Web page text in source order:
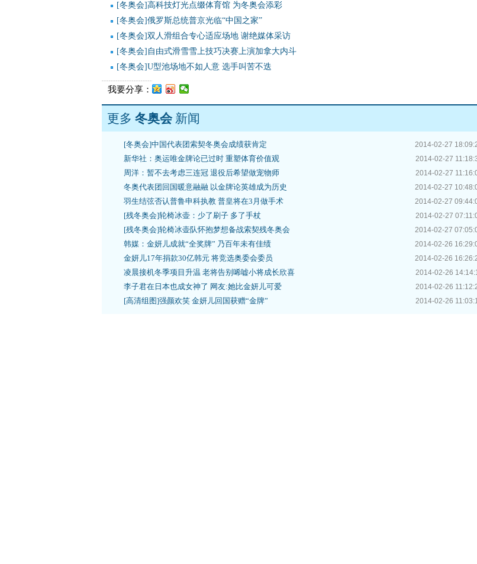
[冬奥会]高科技灯光点缀体育馆 为冬奥会添彩
[冬奥会]俄罗斯总统普京光临“中国之家”
[冬奥会]双人滑组合专心适应场地 谢绝媒体采访
[冬奥会]自由式滑雪雪上技巧决赛上演加拿大内斗
[冬奥会]U型池场地不如人意 选手叫苦不迭
我要分享：
更多 冬奥会新闻
2014-02-27
[冬奥会]中国代表团索契冬奥会成绩获肯定
2014-02-27
新华社：奥运唯金牌论已过时 重塑体育价值观
2014-02-27
周洋：暂不去考虑三连冠 退役后希望做宠物师
2014-02-27
冬奥代表团回国暖意融融 以金牌论英雄成为历史
2014-02-27
羽生结弦否认普鲁申科执教 普皇将在3月做手术
2014-02-27
[残冬奥会]轮椅冰壶：少了刷子 多了手杖
2014-02-27
[残冬奥会]轮椅冰壶队怀抱梦想备战索契残冬奥会
2014-02-26
韩媒：金妍儿成就“全奖牌” 乃百年未有佳绩
2014-02-26
金妍儿17年捐款30亿韩元 将竞选奥委会委员
2014-02-26
凌晨接机冬季项目升温 老将告别唏嘘小将成长欣喜
2014-02-26
李子君在日本也成女神了 网友:她比金妍儿可爱
2014-02-26
[高清组图]强颜欢笑 金妍儿回国获赠“金牌”